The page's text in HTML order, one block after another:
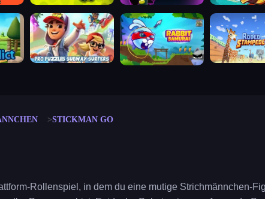
subway surfers rabbit samurai rodeo
STICKMAN GO
Rollenspiel, in dem du eine mutige Strichmännchen-